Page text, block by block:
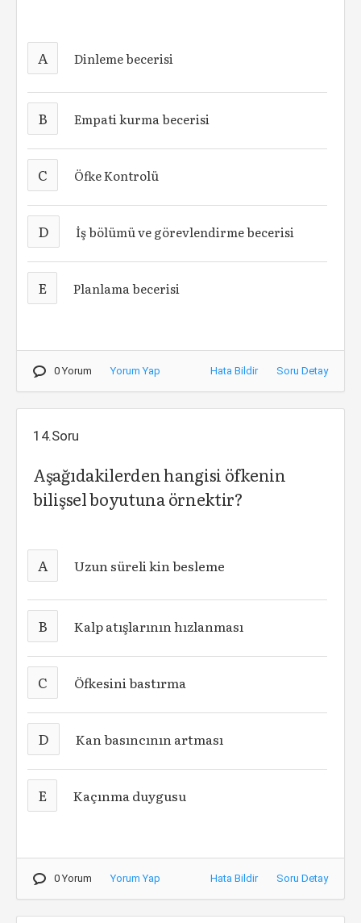
A Dinleme becerisi
B Empati kurma becerisi
C Öfke Kontrolü
D İş bölümü ve görevlendirme becerisi
E Planlama becerisi
0 Yorum Yorum Yap Hata Bildir Soru Detay
14.Soru
Aşağıdakilerden hangisi öfkenin
bilişsel boyutuna örnektir?
A Uzun süreli kin besleme
B Kalp atışlarının hızlanması
C Öfkesini bastırma
D Kan basıncının artması
E Kaçınma duygusu
0 Yorum Yorum Yap Hata Bildir Soru Detay